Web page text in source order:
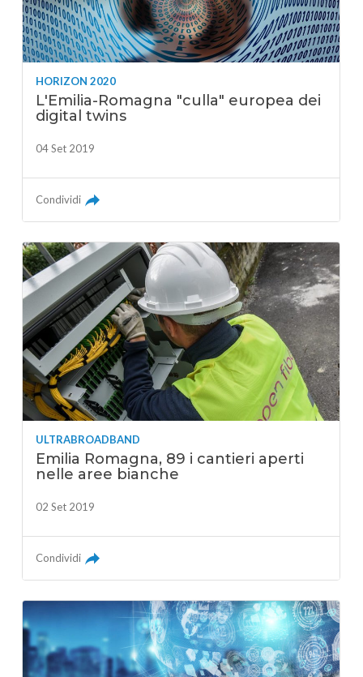
HORIZON 2020
L'Emilia-Romagna "culla" europea dei
digital twins
04 Set 2019
Condividi
ULTRABROADBAND
Emilia Romagna, 89 i cantieri aperti
nelle aree bianche
02 Set 2019
Condividi